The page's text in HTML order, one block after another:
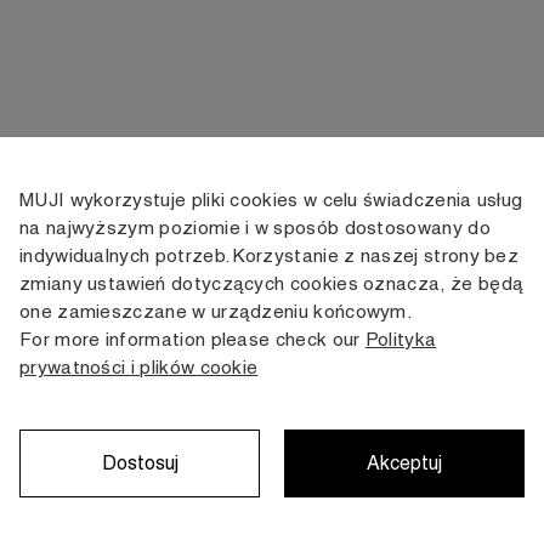
KONTAKT
+48 505 166 958
zamowienia@muji.com.pl
Infolinia czynna
od poniedziałku do piątku
KONTO
Moje konto
Historia
INFORMACJE
Dostawa
Regulamin
Karta stałego
Klienta
MUJI wykorzystuje pliki cookies w celu świadczenia usług
na najwyższym poziomie i w sposób dostosowany do
indywidualnych potrzeb. Korzystanie z naszej strony bez
zmiany ustawień dotyczących cookies oznacza, że będą
one zamieszczane w urządzeniu końcowym.
For more information please check our Polityka
prywatności i plików cookie
Dostosuj Akceptuj